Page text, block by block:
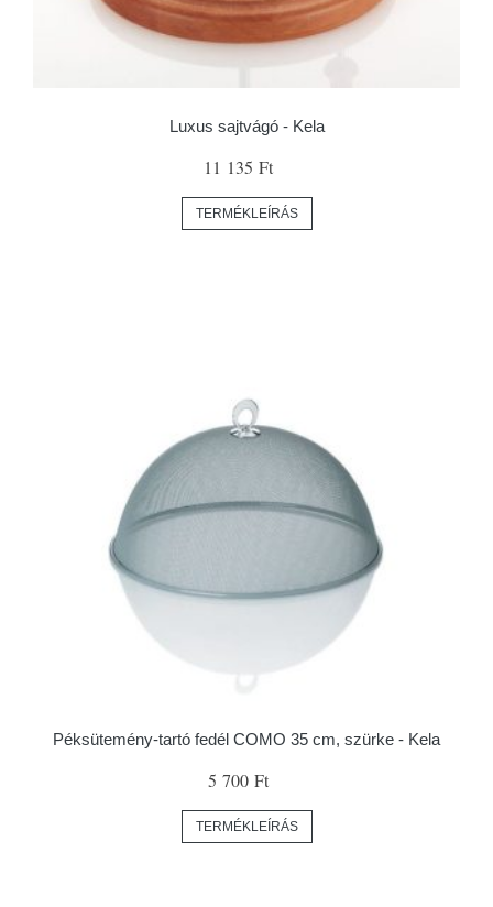
Luxus sajtvágó - Kela
11 135 Ft
TERMÉKLEÍRÁS
Péksütemény-tartó fedél COMO 35 cm, szürke - Kela
5 700 Ft
TERMÉKLEÍRÁS